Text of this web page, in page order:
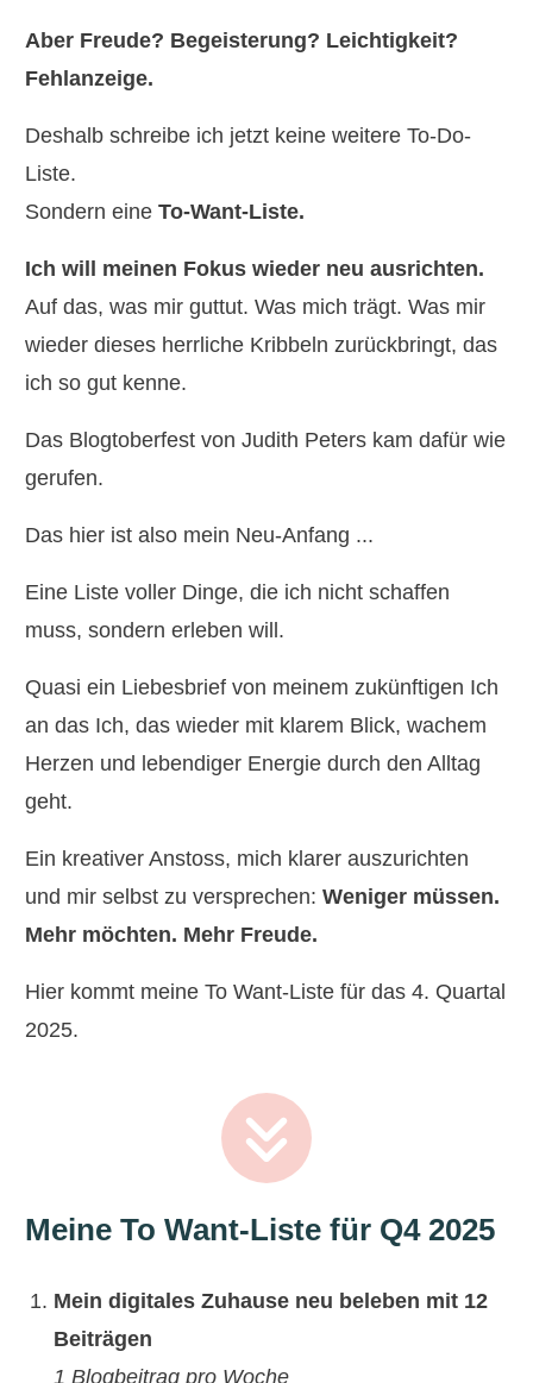
Aber Freude? Begeisterung? Leichtigkeit?
Fehlanzeige.
Deshalb schreibe ich jetzt keine weitere To-Do-
Liste.
Sondern eine To-Want-Liste.
Ich will meinen Fokus wieder neu ausrichten.
Auf das, was mir guttut. Was mich trägt. Was mir
wieder dieses herrliche Kribbeln zurückbringt, das
ich so gut kenne.
Das Blogtoberfest von Judith Peters kam dafür wie
gerufen.
Das hier ist also mein Neu-Anfang ...
Eine Liste voller Dinge, die ich nicht schaffen
muss, sondern erleben will.
Quasi ein Liebesbrief von meinem zukünftigen Ich
an das Ich, das wieder mit klarem Blick, wachem
Herzen und lebendiger Energie durch den Alltag
geht.
Ein kreativer Anstoss, mich klarer auszurichten
und mir selbst zu versprechen: Weniger müssen.
Mehr möchten. Mehr Freude.
Hier kommt meine To Want-Liste für das 4. Quartal
2025.
Meine To Want-Liste für Q4 2025
Mein digitales Zuhause neu beleben mit 12
Beiträgen
1 Blogbeitrag pro Woche